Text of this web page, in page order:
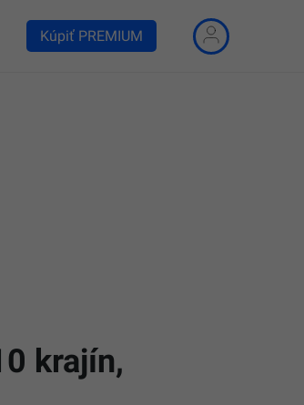
Kúpiť PREMIUM
krajín,